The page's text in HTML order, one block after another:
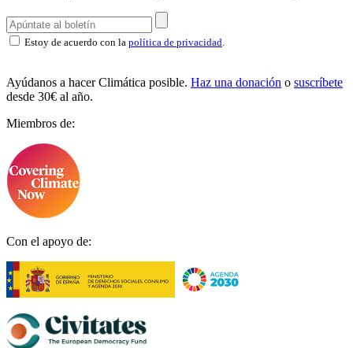
Estoy de acuerdo con la política de privacidad.
Ayúdanos a hacer Climática posible. Haz una donación o suscríbete
desde 30€ al año.
Miembros de:
Con el apoyo de: